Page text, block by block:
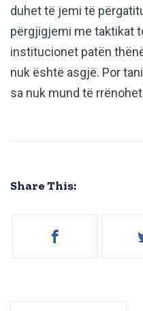
duhet të jemi të
përgjigjemi me taktikat
institucionet patën
nuk është asgjë. Por
sa nuk mund të rrënohet
Share This: